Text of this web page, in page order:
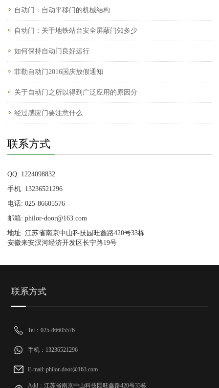
自动门：自动平移门的机械结构
自动门：关于地铁站台安全屏蔽门知多少
如何保持自动门良好运行
菲勒自动门2016国庆放假通知
关于自动门之所以得到广泛应用的原因分
经过感应门要注意什么
联系方式
QQ: 1224098832
手机: 13236521296
电话: 025-86605576
邮箱: philor-door@163.com
地址: 江苏省南京中山科技园旺鑫路420号33栋
安徽来安汊河经济开发区长宁路19号
联系方式
Tel：025-86605576
手机：13236521296
E-mail: philor-door@163.com
Add：江苏省南京中山科技园旺鑫路420号33栋